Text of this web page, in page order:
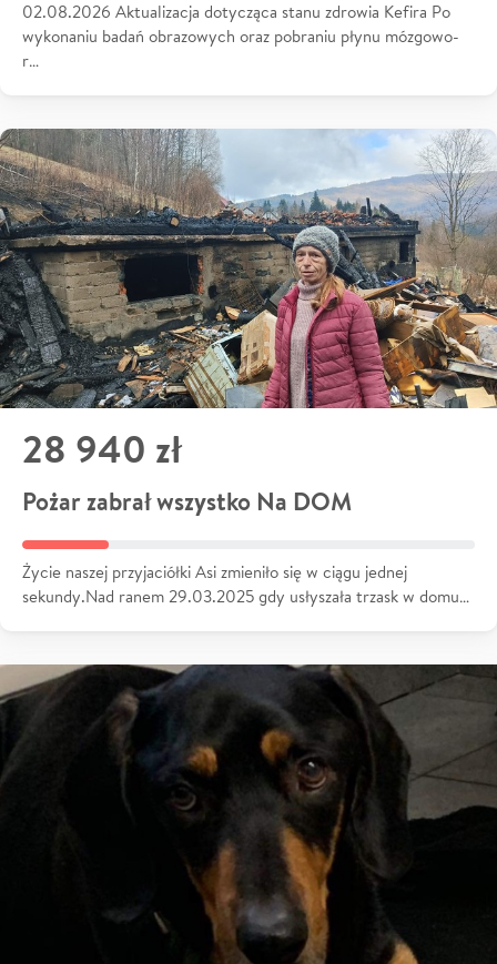
02.08.2026 Aktualizacja dotycząca stanu zdrowia Kefira Po
wykonaniu badań obrazowych oraz pobraniu płynu mózgowo-
r…
28 940 zł
Pożar zabrał wszystko Na DOM
Życie naszej przyjaciółki Asi zmieniło się w ciągu jednej
sekundy.Nad ranem 29.03.2025 gdy usłyszała trzask w domu…